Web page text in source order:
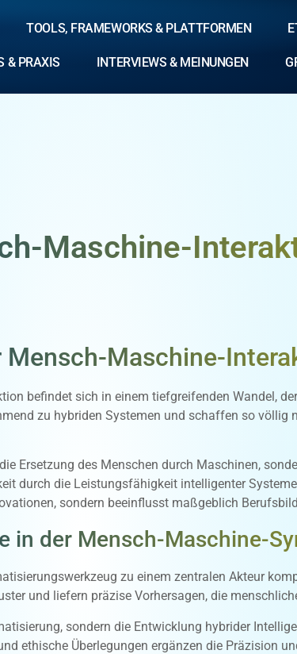
TOOLS, FRAMEWORKS & PLATTFORMEN
& PRAXIS INTERVIEWS & MEINUNGEN
Maschine-
Mensch-Maschine-
befindet sich in einem tiefgreifenden Wandel,
zu hybriden Systemen und schaffen so
Ersetzung des Menschen durch Maschinen,
durch die Leistungsfähigkeit intelligenter
sondern beeinflusst maßgeblich
in der Mensch-Maschine-
zu einem zentralen Akteur
und liefern präzise Vorhersagen, die
sondern die Entwicklung hybrider
ethische Überlegungen ergänzen die Präzision